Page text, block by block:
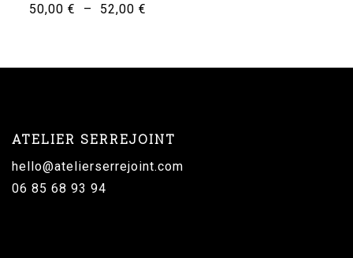
50,00 € – 52,00 €
ATELIER SERREJOINT
hello@atelierserrejoint.com
06 85 68 93 94